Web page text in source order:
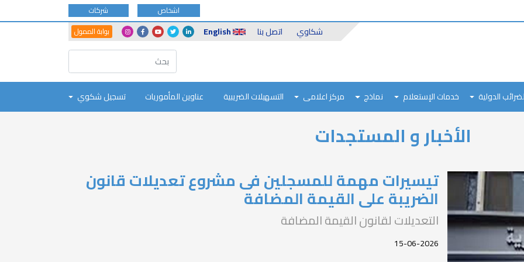
اشخاص شركات
Header
Top
شكاوي اتصل بنا English
Social
Icons
Another
Portals
بوابة الممول
الدولية خدمات الإستعلام نماذج مركز اعلامى التسهيلات الضريبية عناوين المأموريات تسجيل شكوي
الأخبار و المستجدات
تيسيرات مهمة للمسجلين فى مشروع تعديلات قانون
الضريبة على القيمة المضافة
التعديلات لقانون القيمة المضافة
15-06-2026